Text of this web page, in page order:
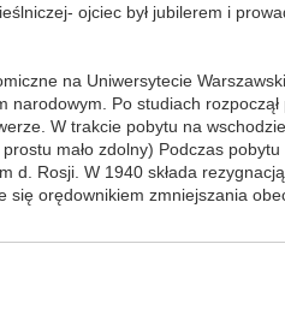
ojciec był jubilerem i
na Uniwersytecie
narodowym. Po studiach rozpoczął
W trakcie pobytu na
mało zdolny) Podczas
d. Rosji. W 1940 składa
orędownikiem zmniejszania